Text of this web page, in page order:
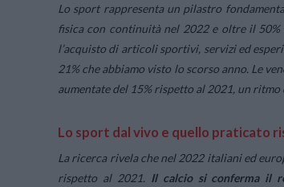
Lo sport rappresenta un pilastro
fisica con continuità nel 2022 e oltre il
l’acquisto di articoli sportivi, servizi ed
21% che abbiamo visto lo scorso anno. Le
aumentate del 15% rispetto al 2021, un
Lo sport dal vivo e quello praticato
La ricerca rivela che nel 2022 italiani ed
rispetto al 2021. Il calcio si conferma il